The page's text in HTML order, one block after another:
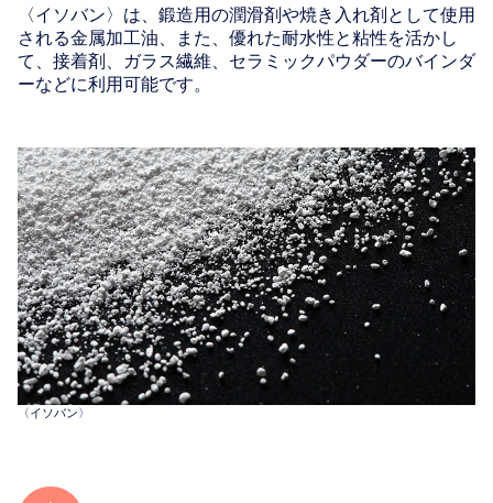
〈イソバン〉は、鍛造用の潤滑剤や焼き入れ剤として使用
される金属加工油、また、優れた耐水性と粘性を活かし
て、接着剤、ガラス繊維、セラミックパウダーのバインダ
ーなどに利用可能です。
〈イソバン〉